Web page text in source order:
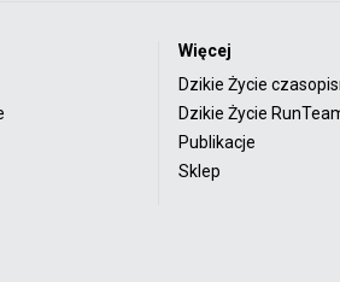
Więcej
Dzikie Życie
Dzikie Życie
Publikacje
Sklep